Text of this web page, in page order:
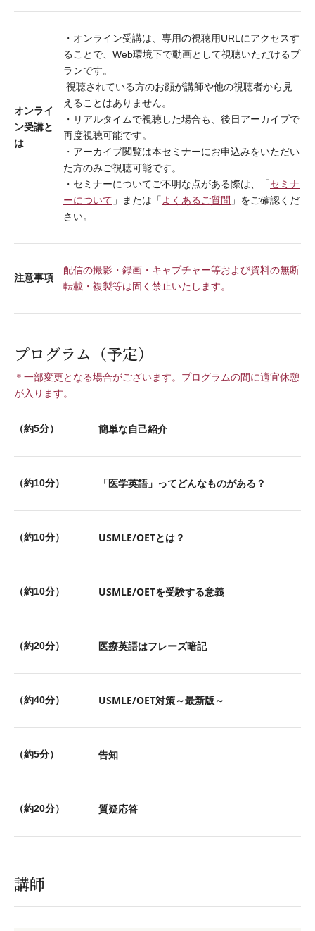
オンライ
ン受講と
は
・オンライン受講は、専用の視聴用URLにアクセスす
ることで、Web環境下で動画として視聴いただけるプ
ランです。
視聴されている方のお顔が講師や他の視聴者から見
えることはありません。
・リアルタイムで視聴した場合も、後日アーカイブで
再度視聴可能です。
・アーカイブ閲覧は本セミナーにお申込みをいただい
た方のみご視聴可能です。
・セミナーについてご不明な点がある際は、「セミナ
ーについて 」または「 よくあるご質問 」をご確認くだ
さい。
注意事項
配信の撮影・録画・キャプチャー等および資料の無断
転載・複製等は固く禁止いたします。
プログラム（予定）
＊一部変更となる場合がございます。プログラムの間に適宜休憩
が入ります。
（約5分） 簡単な自己紹介
（約10分） 「医学英語」ってどんなものがある？
（約10分） USMLE/OETとは？
（約10分） USMLE/OETを受験する意義
（約20分） 医療英語はフレーズ暗記
（約40分） USMLE/OET対策～最新版～
（約5分） 告知
（約20分） 質疑応答
講師